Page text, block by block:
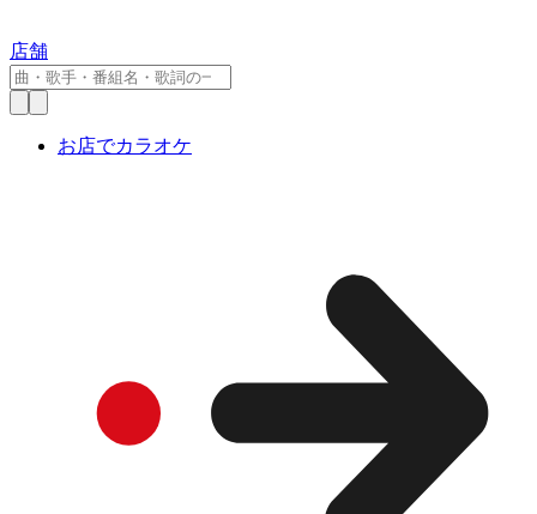
店舗
お店でカラオケ